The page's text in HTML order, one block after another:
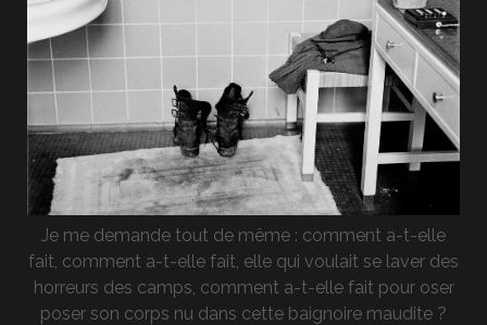
Je me demande tout de même : comment a-t-elle
fait, comment a-t-elle fait, elle qui voulait se laver des
horreurs des camps, comment a-t-elle fait pour oser
poser son corps nu dans cette baignoire maudite ?